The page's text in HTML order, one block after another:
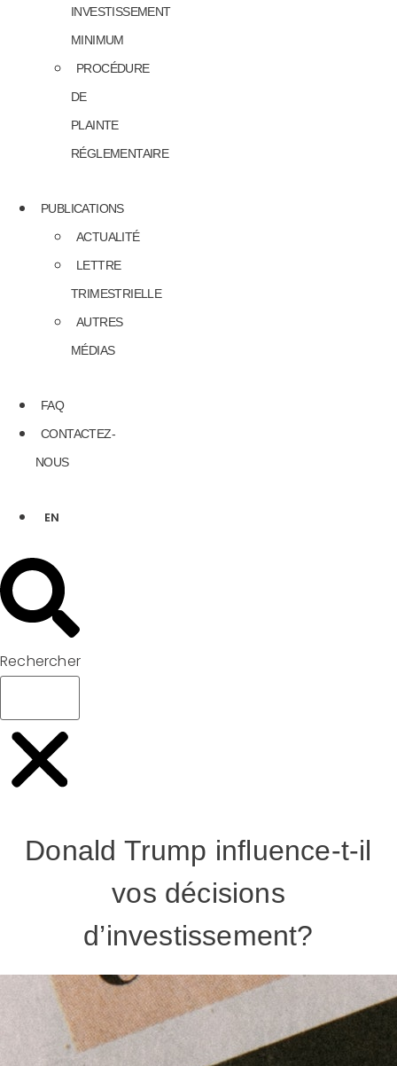
INVESTISSEMENT
MINIMUM
PROCÉDURE
DE
PLAINTE
RÉGLEMENTAIRE
PUBLICATIONS
ACTUALITÉ
LETTRE
TRIMESTRIELLE
AUTRES
MÉDIAS
FAQ
CONTACTEZ-
NOUS
EN
Rechercher
Donald Trump influence-t-il
vos décisions
d’investissement?